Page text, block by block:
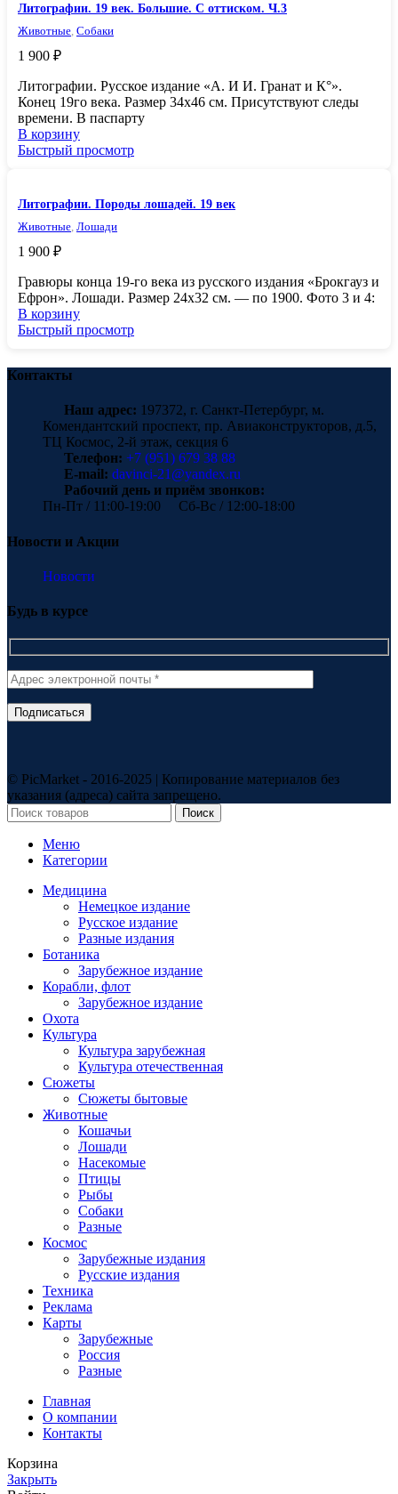
Литографии. 19 век. Большие. С оттиском. Ч.3
Животные Собаки
1 900 ₽
Литографии. Русское издание «А. И И. Гранат и К°».
Конец 19го века. Размер 34х46 см. Присутствуют следы
времени. В паспарту
В корзину
Быстрый просмотр
Литографии. Породы лошадей. 19 век
Животные Лошади
1 900 ₽
Гравюры конца 19-го века из русского издания «Брокгауз и
Ефрон». Лошади. Размер 24х32 см. — по 1900. Фото 3 и 4:
В корзину
Быстрый просмотр
Контакты
Наш адрес: 197372, г. Санкт-Петербург, м.
Комендантский проспект, пр. Авиаконструкторов, д.5,
ТЦ Космос, 2-й этаж, секция 6
Телефон: +7 (951) 679 38 88
E-mail: davinci-21@yandex.ru
Рабочий день и приём звонков:
Пн-Пт / 11:00-19:00 Сб-Вс / 12:00-18:00
Новости и Акции
Новости
Будь в курсе
© PicMarket - 2016-2025 | Копирование материалов без
указания (адреса) сайта запрещено.
Поиск
Меню
Категории
Медицина
Немецкое издание
Русское издание
Разные издания
Ботаника
Зарубежное издание
Корабли, флот
Зарубежное издание
Охота
Культура
Культура зарубежная
Культура отечественная
Сюжеты
Сюжеты бытовые
Животные
Кошачьи
Лошади
Насекомые
Птицы
Рыбы
Собаки
Разные
Космос
Зарубежные издания
Русские издания
Техника
Реклама
Карты
Зарубежные
Россия
Разные
Главная
О компании
Контакты
Корзина
Закрыть